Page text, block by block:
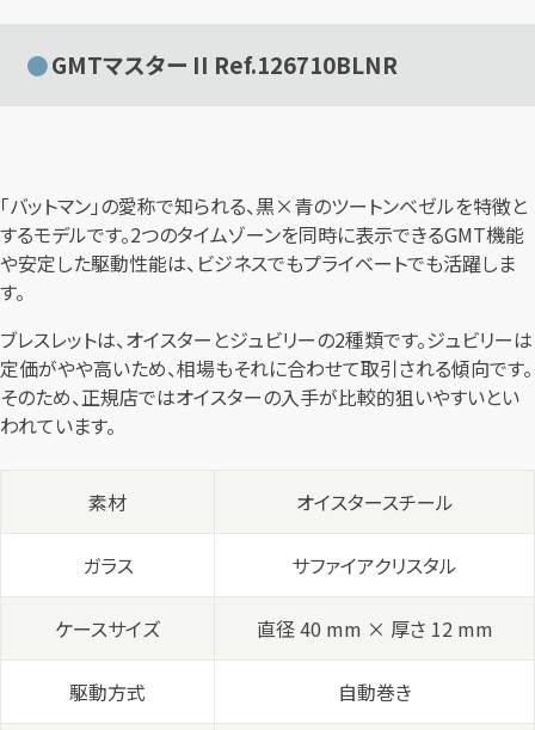
GMTマスター II Ref.126710BLNR
「バットマン」の愛称で知られる、黒×青のツートンベゼルを特徴と
するモデルです。2つのタイムゾーンを同時に表示できるGMT機能
や安定した駆動性能は、ビジネスでもプライベートでも活躍しま
す。
ブレスレットは、オイスターとジュビリーの2種類です。ジュビリーは
定価がやや高いため、相場もそれに合わせて取引される傾向です。
そのため、正規店ではオイスターの入手が比較的狙いやすいとい
われています。
素材 オイスタースチール
ガラス サファイアクリスタル
ケースサイズ 直径 40 mm × 厚さ 12 mm
駆動方式 自動巻き